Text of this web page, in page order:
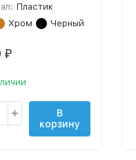
Пластик
Хром Черный
₽
В
корзину